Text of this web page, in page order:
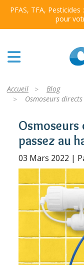
PFAS, TFA,
pour
Accueil
Blog
Osmoseurs
passez au
03 Mars 2022 |